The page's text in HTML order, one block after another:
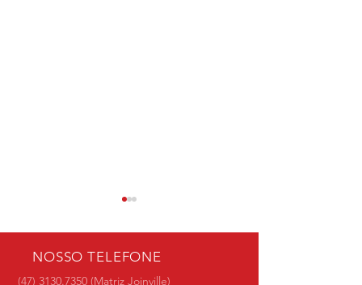
NOSSO TELEFONE
(47) 3130.7350 (Matriz Joinville)